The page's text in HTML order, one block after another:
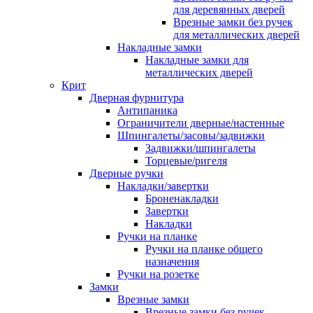
для деревянных дверей
Врезные замки без ручек
для металлических дверей
Накладные замки
Накладные замки для
металлических дверей
Крит
Дверная фурнитура
Антипаника
Ограничители дверные/настенные
Шпингалеты/засовы/задвижки
Задвижки/шпингалеты
Торцевые/ригеля
Дверные ручки
Накладки/завертки
Броненакладки
Завертки
Накладки
Ручки на планке
Ручки на планке общего
назначения
Ручки на розетке
Замки
Врезные замки